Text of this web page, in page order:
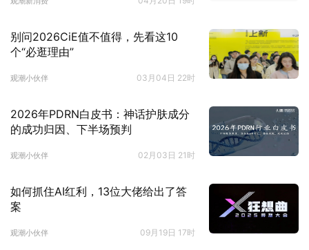
别问2026CiE值不值得，先看这10
个“必逛理由”
观潮小伙伴 03月04日 22时
2026年PDRN白皮书：神话护肤成分
的成功归因、下半场预判
观潮小伙伴 02月03日 21时
如何抓住AI红利，13位大佬给出了答
案
观潮小伙伴 09月19日 17时